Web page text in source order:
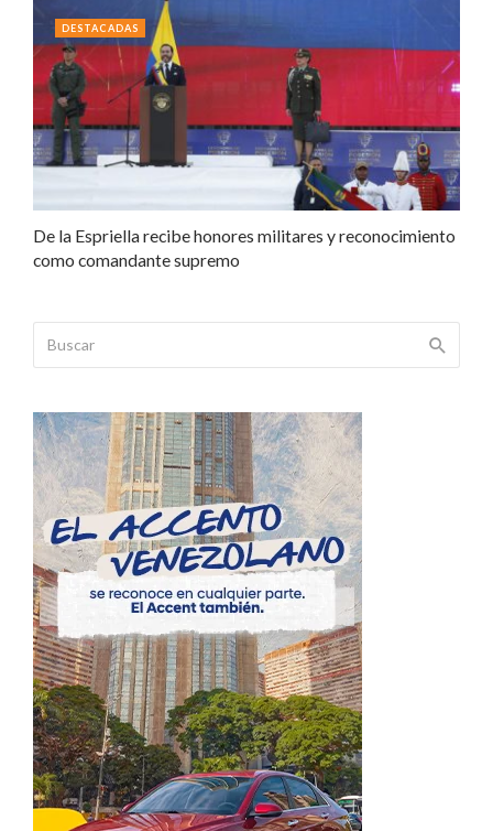
De la Espriella recibe honores militares y reconocimiento
como comandante supremo
DESTACADAS